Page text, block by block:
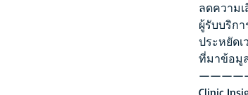
ลดความเ
ผู้รับบริก
ประหยัดเ
ที่มาข้อมู
Clinic